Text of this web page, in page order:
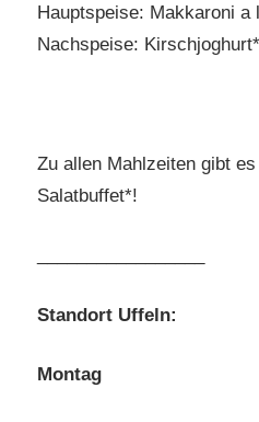
Hauptspeise: Makkaroni a
Nachspeise: Kirschjoghurt*
Zu allen Mahlzeiten gibt
Salatbuffet*!
Standort Uffeln:
Montag